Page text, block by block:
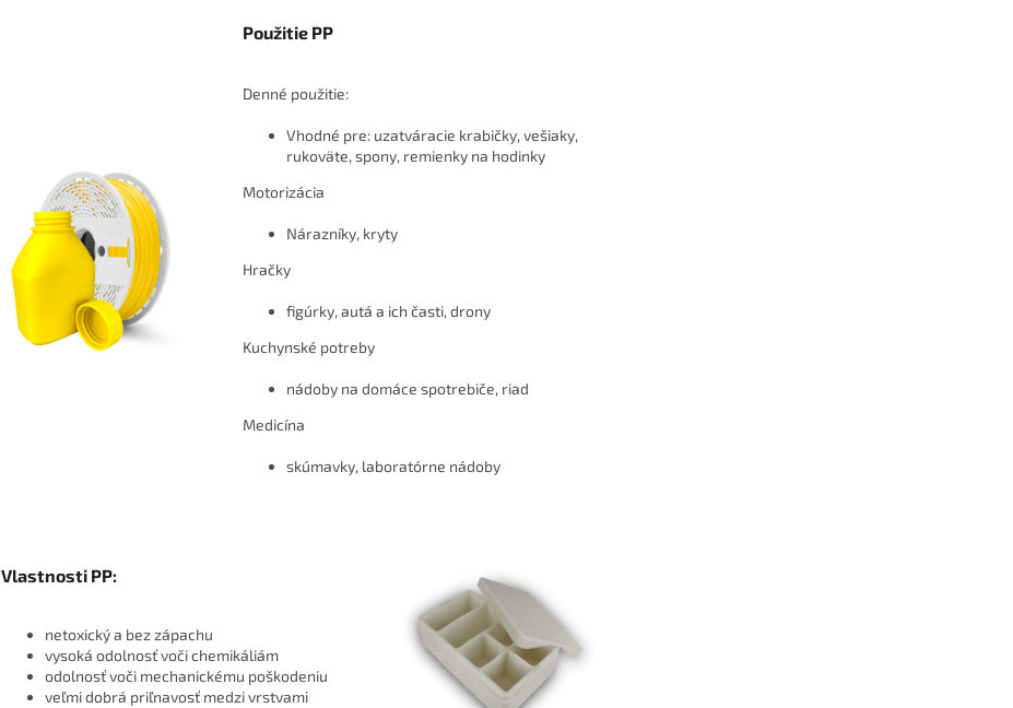
Použitie PP
Denné použitie:
Vhodné pre: uzatváracie krabičky, vešiaky,
rukoväte, spony, remienky na hodinky
Motorizácia
Nárazníky, kryty
Hračky
figúrky, autá a ich časti, drony
Kuchynské potreby
nádoby na domáce spotrebiče, riad
Medicína
skúmavky, laboratórne nádoby
Vlastnosti PP:
netoxický a bez zápachu
vysoká odolnosť voči chemikáliám
odolnosť voči mechanickému poškodeniu
veľmi dobrá priľnavosť medzi vrstvami